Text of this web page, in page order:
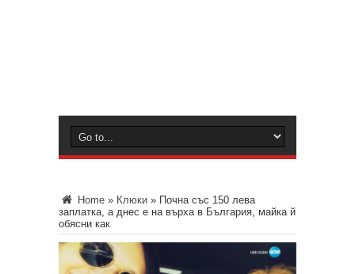
Home » Клюки » Почна със 150 лева
заплатка, а днес е на върха в България, майка й
обясни как